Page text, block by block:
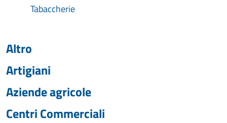
Tabaccherie
Altro
Artigiani
Aziende agricole
Centri Commerciali